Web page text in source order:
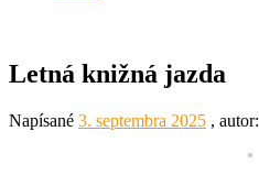
Letná knižná jazda
Napísané 3. septembra 2025 , autor: